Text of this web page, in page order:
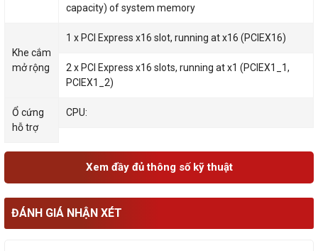
capacity) of system memory
Khe cắm
mở rộng
1 x PCI Express x16 slot, running at x16 (PCIEX16)
2 x PCI Express x16 slots, running at x1 (PCIEX1_1,
PCIEX1_2)
Ổ cứng
hỗ trợ
CPU:
Xem đầy đủ thông số kỹ thuật
ĐÁNH GIÁ NHẬN XÉT